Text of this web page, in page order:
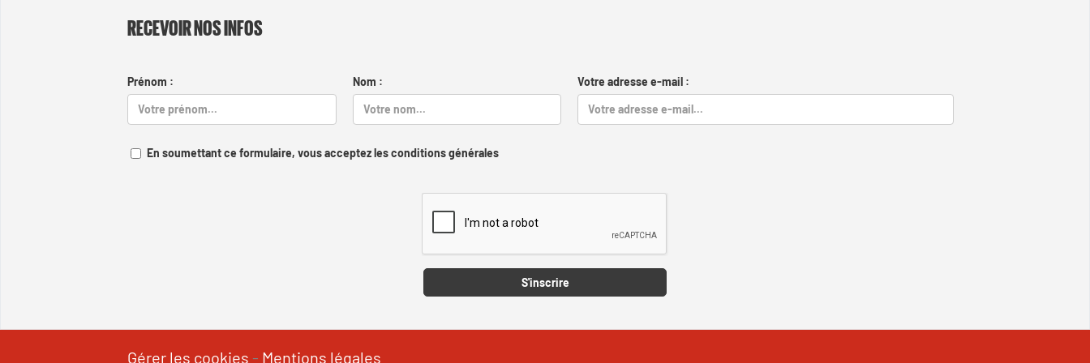
RECEVOIR NOS INFOS
Prénom : Nom : Votre adresse e-mail :
En soumettant ce formulaire, vous acceptez les conditions générales
S'inscrire
Gérer les cookies - Mentions légales